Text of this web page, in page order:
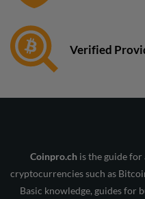
Verified
Coinpro.ch is the guide
cryptocurrencies such as
Basic knowledge, guides for